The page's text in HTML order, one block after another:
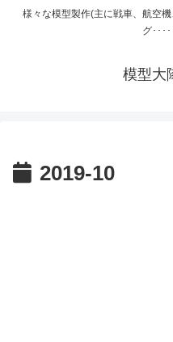
様々な模型製作(主に戦車、航空
グ････
模型大
2019-10